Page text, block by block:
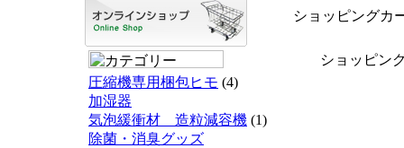
圧縮機専用梱包ヒモ (4)
加湿器
気泡緩衝材 造粒減容機 (1)
除菌・消臭グッズ
ショッピングカ
ショッピン